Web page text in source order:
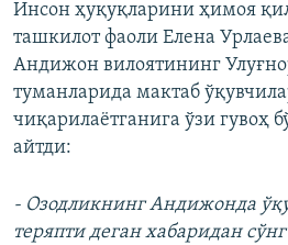
​Инсон ҳуқуқларини ҳимоя
ташкилот фаоли Елена
Андижон вилоятининг
туманларида мактаб
чиқарилаётганига ўзи гувоҳ
айтди:
- Озодликнинг Андижонда
теряпти деган хабаридан